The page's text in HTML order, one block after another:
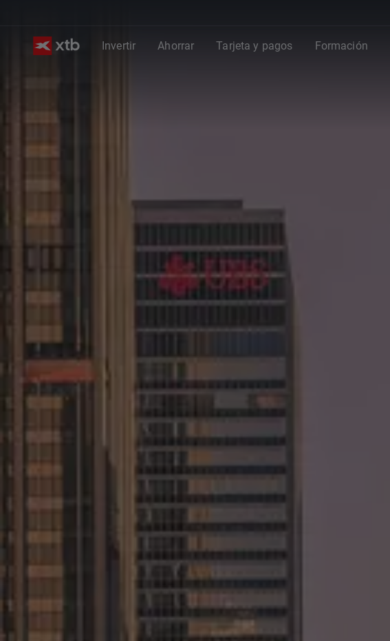
Invertir Ahorrar Tarjeta y pagos Formación